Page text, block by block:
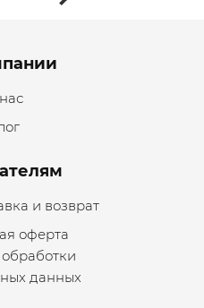
и возврат
оферта
данных